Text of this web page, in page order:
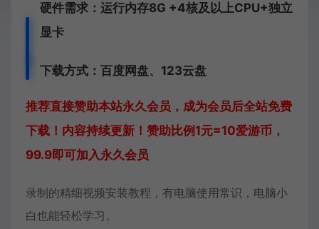
硬件需求：运行内存8G +4核及以上CPU+独立
显卡
下载方式： 百度网盘、 123云盘
推荐直接赞助本站永久会员，成为会员后全站免费
下载！内容持续更新！赞助比例1元=10爱游币，
99.9即可加入永久会员
录制的精细视频安装教程，有电脑使用常识，电脑小
白也能轻松学习。